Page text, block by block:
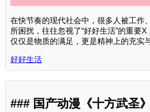
在快节奏的现代社会中，很多人被工作
所困扰，往往忽视了“好好生活”的重要
仅仅是物质的满足，更是精神上的充实
好好生活
### 国产动漫《十方武圣